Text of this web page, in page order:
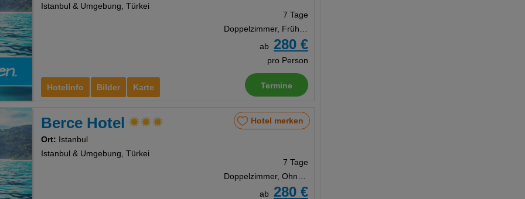
Hotelinfo Bilder Karte
Istanbul & Umgebung, Türkei
7 Tage
Doppelzimmer, Frühstück
ab
280 €
pro Person
Termine
Berce Hotel
Ort: Istanbul
Istanbul & Umgebung, Türkei
Hotel merken
7 Tage
Doppelzimmer, Ohne Verpflegung
ab
280 €